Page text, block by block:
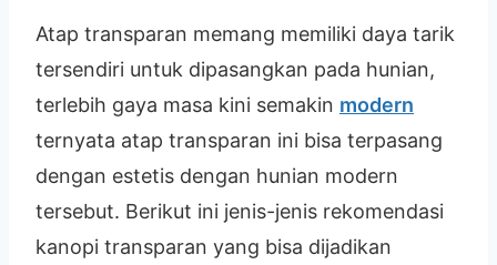
Atap transparan memang memiliki daya tarik
tersendiri untuk dipasangkan pada hunian,
terlebih gaya masa kini semakin modern
ternyata atap transparan ini bisa terpasang
dengan estetis dengan hunian modern
tersebut. Berikut ini jenis-jenis rekomendasi
kanopi transparan yang bisa dijadikan